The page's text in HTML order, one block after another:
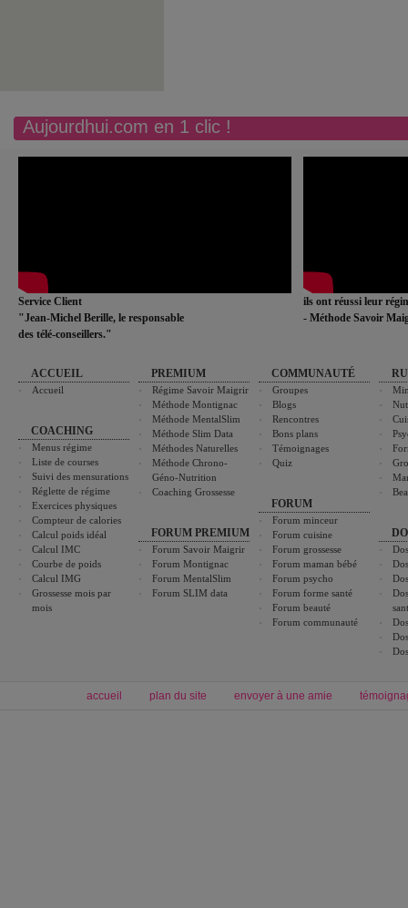
Aujourdhui.com en 1 clic !
Service Client
"Jean-Michel Berille, le responsable
des télé-conseillers."
ils ont réussi leur
- Méthode Savoir
ACCUEIL
Accueil
COACHING
Menus régime
Liste de courses
Suivi des mensurations
Réglette de régime
Exercices physiques
Compteur de calories
Calcul poids idéal
Calcul IMC
Courbe de poids
Calcul IMG
Grossesse mois par
mois
PREMIUM
Régime Savoir Maigrir
Méthode Montignac
Méthode MentalSlim
Méthode Slim Data
Méthodes Naturelles
Méthode Chrono-
Géno-Nutrition
Coaching Grossesse
FORUM PREMIUM
Forum Savoir Maigrir
Forum Montignac
Forum MentalSlim
Forum SLIM data
COMMUNAUTÉ
Groupes
Blogs
Rencontres
Bons plans
Témoignages
Quiz
FORUM
Forum minceur
Forum cuisine
Forum grossesse
Forum maman bébé
Forum psycho
Forum forme santé
Forum beauté
Forum communauté
accueil plan du site envoyer à une amie